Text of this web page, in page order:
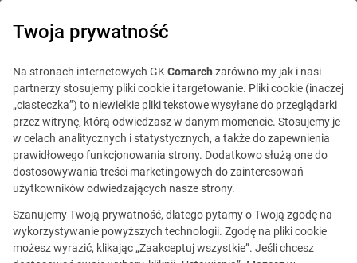
Twoja prywatność
Na stronach internetowych GKComarch zarówno my jak i nasi
partnerzy stosujemy pliki cookie i targetowanie. Pliki cookie (inaczej
„ciasteczka”) to niewielkie pliki tekstowe wysyłane do przeglądarki
przez witrynę, którą odwiedzasz w danym momencie. Stosujemy je
w celach analitycznych i statystycznych, a także do zapewnienia
prawidłowego funkcjonowania strony. Dodatkowo służą one do
dostosowywania treści marketingowych do zainteresowań
użytkowników odwiedzających nasze strony.
Szanujemy Twoją prywatność, dlatego pytamy o Twoją zgodę na
wykorzystywanie powyższych technologii. Zgodę na pliki cookie
możesz wyrazić, klikając „Zaakceptuj wszystkie”. Jeśli chcesz